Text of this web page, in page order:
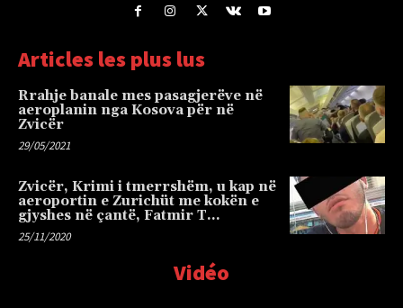
Articles les plus lus
Rrahje banale mes pasagjerëve në
aeroplanin nga Kosova për në
Zvicër
29/05/2021
Zvicër, Krimi i tmerrshëm, u kap në
aeroportin e Zurichüt me kokën e
gjyshes në çantë, Fatmir T…
25/11/2020
Vidéo